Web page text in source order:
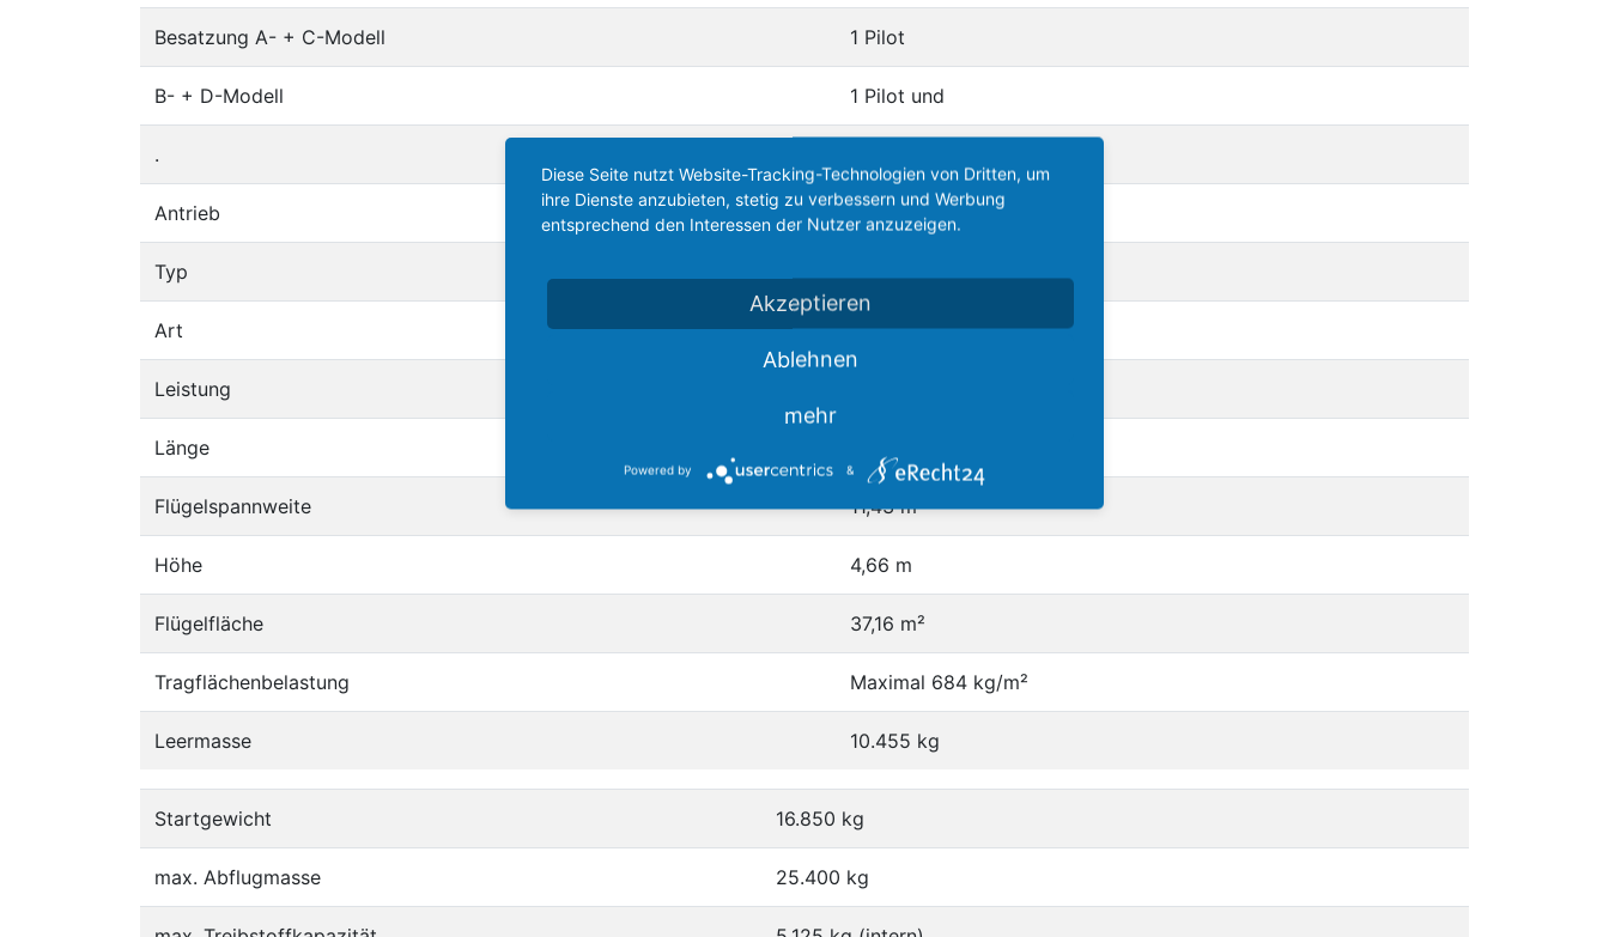
Besatzung A- + C-Modell 1 Pilot
B- + D-Modell 1 Pilot und
.
Antrieb 2 x General Electric
Typ
Art Turbofans
Leistung
Länge
Flügelspannweite 11,43 m
Höhe 4,66 m
Flügelfläche 37,16 m²
Tragflächenbelastung Maximal 684 kg/m²
Leermasse 10.455 kg
Startgewicht 16.850 kg
max. Abflugmasse 25.400 kg
Diese Seite nutzt Website-Tracking-Technologien von Dritten, um
ihre Dienste anzubieten, stetig zu verbessern und Werbung
entsprechend den Interessen der Nutzer anzuzeigen.
Akzeptieren
Ablehnen
mehr
Powered by &